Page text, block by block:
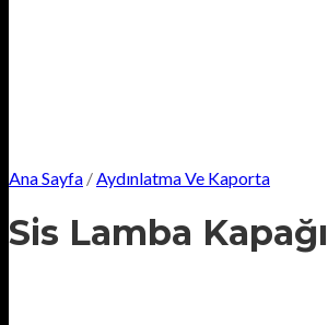
Ana Sayfa /Aydınlatma Ve Kaporta
Sis Lamba